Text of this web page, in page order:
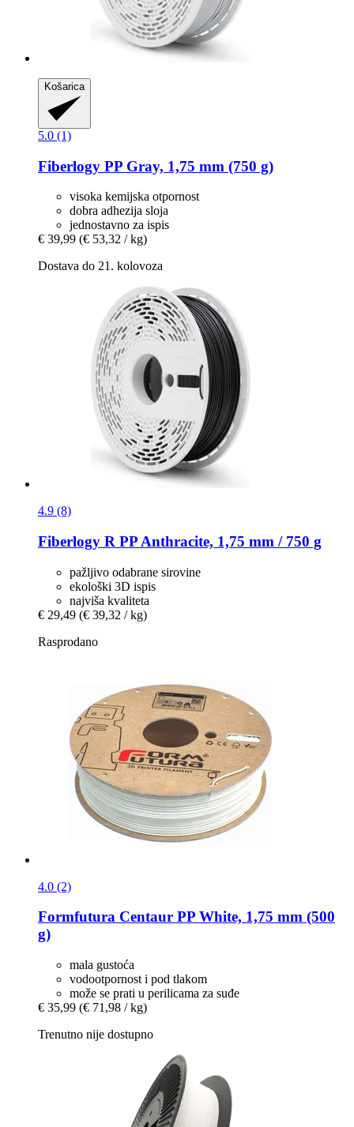
Košarica
5.0 (1)
Fiberlogy PP Gray, 1,75 mm (750 g)
visoka kemijska otpornost
dobra adhezija sloja
jednostavno za ispis
€ 39,99 (€ 53,32 / kg)
Dostava do 21. kolovoza
4.9 (8)
Fiberlogy R PP Anthracite, 1,75 mm / 750 g
pažljivo odabrane sirovine
ekološki 3D ispis
najviša kvaliteta
€ 29,49 (€ 39,32 / kg)
Rasprodano
4.0 (2)
Formfutura Centaur PP White, 1,75 mm (500
g)
mala gustoća
vodootpornost i pod tlakom
može se prati u perilicama za suđe
€ 35,99 (€ 71,98 / kg)
Trenutno nije dostupno